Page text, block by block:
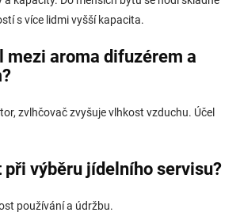
s více lidmi vyšší kapacita.
mezi aroma difuzérem a
zvlhčovač zvyšuje vlhkost vzduchu. Účel
při výběru jídelního servisu?
používání a údržbu.